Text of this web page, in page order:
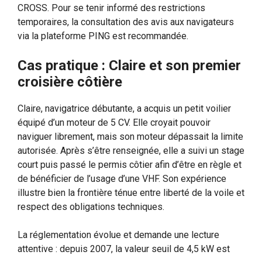
CROSS. Pour se tenir informé des restrictions
temporaires, la consultation des avis aux navigateurs
via la plateforme PING est recommandée.
Cas pratique : Claire et son premier
croisière côtière
Claire, navigatrice débutante, a acquis un petit voilier
équipé d’un moteur de 5 CV. Elle croyait pouvoir
naviguer librement, mais son moteur dépassait la limite
autorisée. Après s’être renseignée, elle a suivi un stage
court puis passé le permis côtier afin d’être en règle et
de bénéficier de l’usage d’une VHF. Son expérience
illustre bien la frontière ténue entre liberté de la voile et
respect des obligations techniques.
La réglementation évolue et demande une lecture
attentive : depuis 2007, la valeur seuil de 4,5 kW est